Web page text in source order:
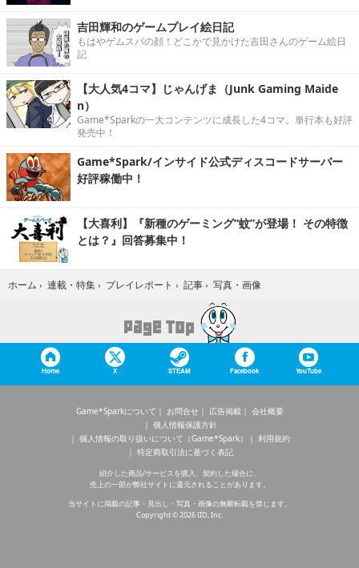
吉田輝和のゲームプレイ絵日記
もはやゲムスパの顔！どこかで見かけた吉田さんのゲーム絵日
記
【大人気4コマ】じゃんげま（Junk Gaming Maide
n）
Game*Sparkの一大コンテンツに成長した4コマ。単行本も好評
発売中！
Game*Spark/インサイド公式ディスコードサーバー
好評稼働中！
【大喜利】『新種のゲーミング“蚊”が登場！ その特徴
とは？』回答募集中！
ホーム › 連載・特集 › プレイレポート › 記事 › 写真・画像
Home X STEAM Facebook YouTube
Game*Sparkについて お問合せ 広告掲載
会社概要
個人情報保護方針
個人情報の取り扱いについて（Game*Spark）
利用規約
特定商取引法に基づく表記
紹介した商品/サービスを購入、契約した場合に、
売上の一部が弊社サイトに還元されることがあります。
当サイトに掲載の記事・見出し・写真・画像の無断転載を禁じます。
Copyright © 2026 IID, Inc.